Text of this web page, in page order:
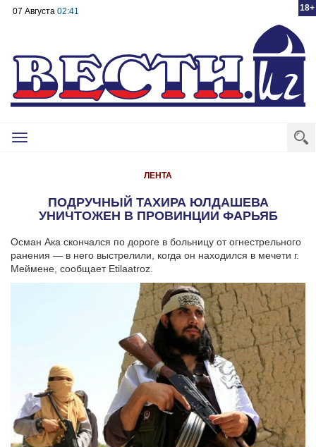
18+
07 Августа 02:41
Toggle
ЛЕНТА
ПОДРУЧНЫЙ ТАХИРА ЮЛДАШЕВА
УНИЧТОЖЕН В ПРОВИНЦИИ ФАРЬЯБ
Осман Ака скончался по дороге в больницу от огнестрельного
ранения — в него выстрелили, когда он находился в мечети г.
Меймене, сообщает Etilaatroz.